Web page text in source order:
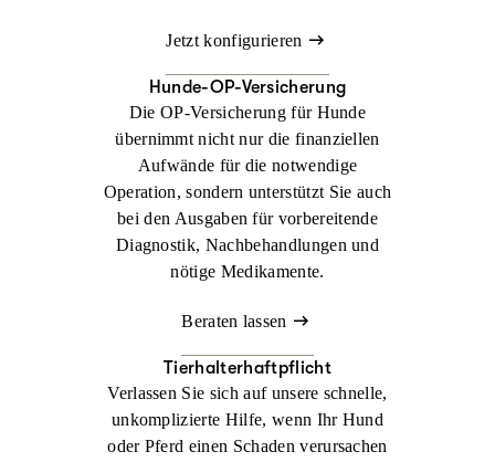
Jetzt konfigurieren
Hunde-OP-Versicherung
Die OP-Versicherung für Hunde
übernimmt nicht nur die finanziellen
Aufwände für die notwendige
Operation, sondern unterstützt Sie auch
bei den Ausgaben für vorbereitende
Diagnostik, Nachbehandlungen und
nötige Medikamente.
Beraten lassen
Tierhalterhaftpflicht
Verlassen Sie sich auf unsere schnelle,
unkomplizierte Hilfe, wenn Ihr Hund
oder Pferd einen Schaden verursachen